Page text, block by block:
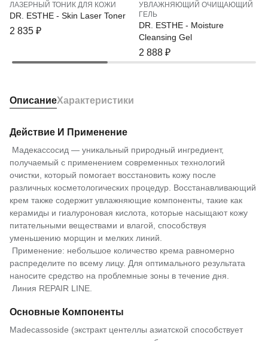
ЛАЗЕРНЫЙ ТОНИК ДЛЯ КОЖИ
DR. ESTHE - Skin Laser Toner
2 835 ₽
УВЛАЖНЯЮЩИЙ ОЧИЩАЮЩИЙ
ГЕЛЬ
DR. ESTHE - Moisture
Cleansing Gel
2 888 ₽
ОписаниеХарактеристики
Действие И Применение
Мадекассосид — уникальный природный ингредиент,
получаемый с применением современных технологий
очистки, который помогает восстановить кожу после
различных косметологических процедур. Восстанавливающий
крем также содержит увлажняющие компоненты, такие как
керамиды и гиалуроновая кислота, которые насыщают кожу
питательными веществами и влагой, способствуя
уменьшению морщин и мелких линий.
Применение: небольшое количество крема равномерно
распределите по всему лицу. Для оптимального результата
наносите средство на проблемные зоны в течение дня.
Линия REPAIR LINE.
Основные Компоненты
Madecassoside (экстракт центеллы азиатской способствует